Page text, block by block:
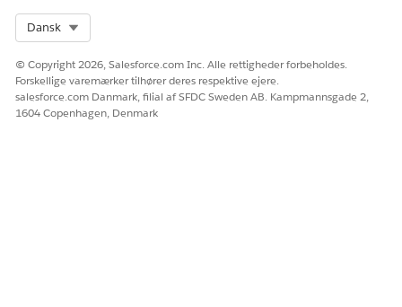
Dansk
© Copyright 2026, Salesforce.com Inc. Alle rettigheder forbeholdes.
Forskellige varemærker tilhører deres respektive ejere.
salesforce.com Danmark, filial af SFDC Sweden AB. Kampmannsgade 2,
1604 Copenhagen, Denmark